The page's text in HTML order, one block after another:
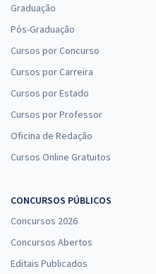
Graduação
Pós-Graduação
Cursos por Concurso
Cursos por Carreira
Cursos por Estado
Cursos por Professor
Oficina de Redação
Cursos Online Gratuitos
CONCURSOS PÚBLICOS
Concursos 2026
Concursos Abertos
Editais Publicados